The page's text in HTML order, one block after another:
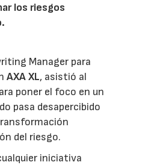
los riesgos
Manager para
AXA XL, asistió al
poner el foco en un
pasa desapercibido
del riesgo.
iniciativa